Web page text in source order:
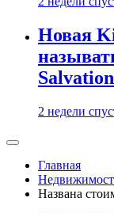
Новая
Salvation
2 недели
Главная
Названа